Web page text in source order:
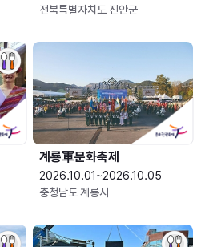
전북특별자치도 진안군
2026.10.01~2026.10.05
충청남도 계룡시